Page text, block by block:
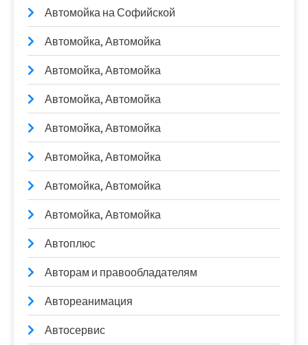
Автомойка на Софийской
Автомойка, Автомойка
Автомойка, Автомойка
Автомойка, Автомойка
Автомойка, Автомойка
Автомойка, Автомойка
Автомойка, Автомойка
Автомойка, Автомойка
Автоплюс
Авторам и правообладателям
Автореанимация
Автосервис